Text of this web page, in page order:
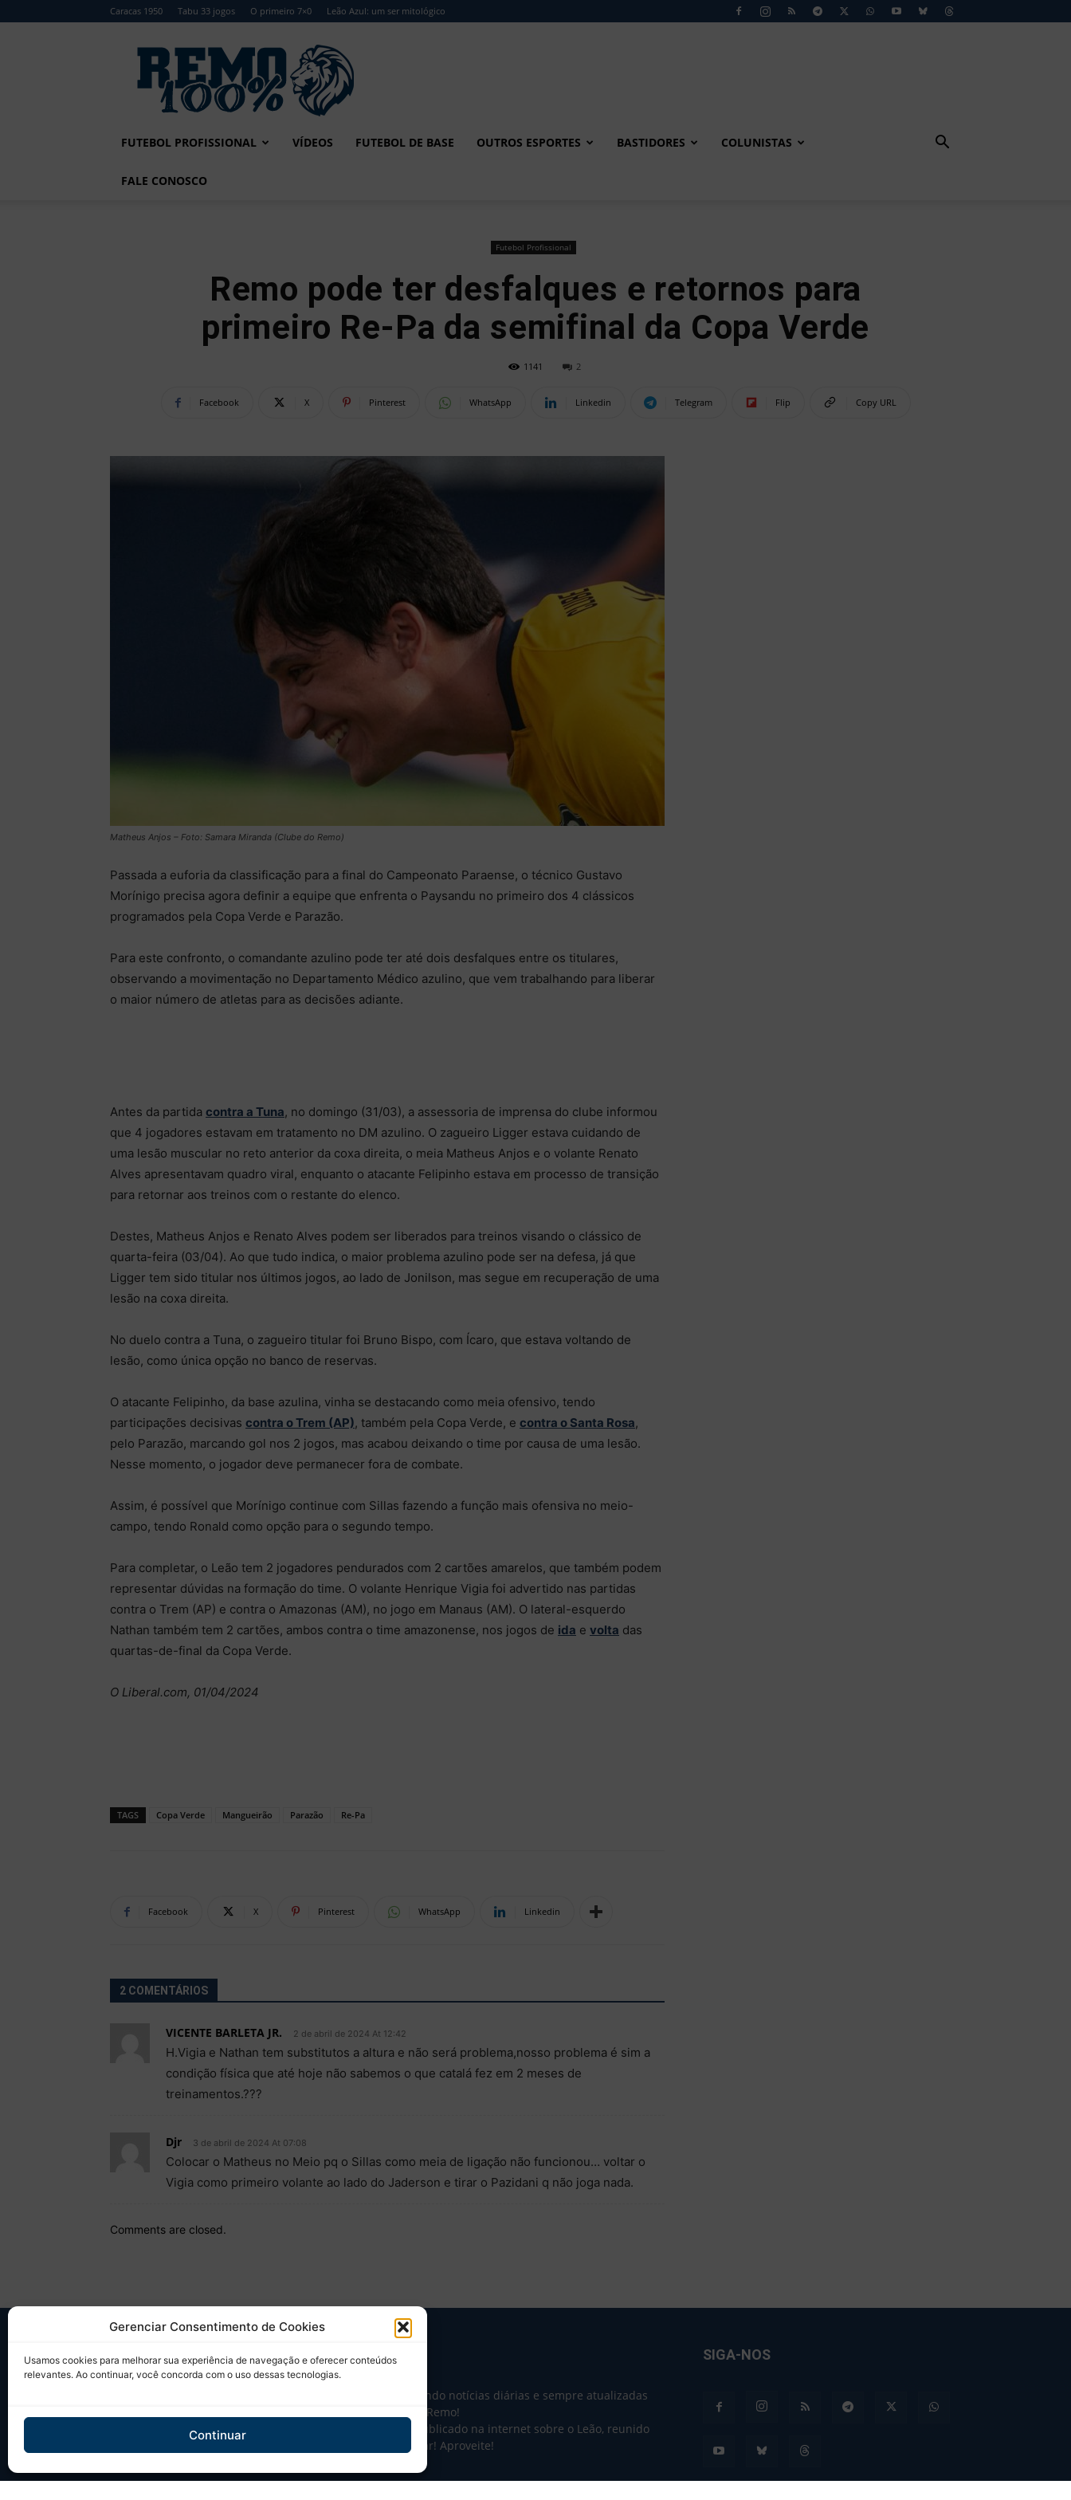
Gerenciar Consentimento de Cookies
Usamos cookies para melhorar sua experiência de navegação e oferecer conteúdos
relevantes. Ao continuar, você concorda com o uso dessas tecnologias.
Continuar
Caracas 1950 Tabu 33 jogos O primeiro 7×0 Leão Azul: um ser mitológico
Remo
FUTEBOL PROFISSIONAL VÍDEOS FUTEBOL DE BASE OUTROS ESPORTES BASTIDORES COLUNISTAS
FALE CONOSCO
Futebol Profissional
Remo pode ter desfalques e retornos para
primeiro Re-Pa da semifinal da Copa Verde
1141 2
Facebook X Pinterest WhatsApp Linkedin Telegram Flip Copy URL
Matheus Anjos – Foto: Samara Miranda (Clube do Remo)
Passada a euforia da classificação para a final do Campeonato Paraense, o técnico Gustavo
Morínigo precisa agora definir a equipe que enfrenta o Paysandu no primeiro dos 4 clássicos
programados pela Copa Verde e Parazão.
Para este confronto, o comandante azulino pode ter até dois desfalques entre os titulares,
observando a movimentação no Departamento Médico azulino, que vem trabalhando para liberar
o maior número de atletas para as decisões adiante.
Antes da partida contra a Tuna, no domingo (31/03), a assessoria de imprensa do clube informou
que 4 jogadores estavam em tratamento no DM azulino. O zagueiro Ligger estava cuidando de
uma lesão muscular no reto anterior da coxa direita, o meia Matheus Anjos e o volante Renato
Alves apresentavam quadro viral, enquanto o atacante Felipinho estava em processo de transição
para retornar aos treinos com o restante do elenco.
Destes, Matheus Anjos e Renato Alves podem ser liberados para treinos visando o clássico de
quarta-feira (03/04). Ao que tudo indica, o maior problema azulino pode ser na defesa, já que
Ligger tem sido titular nos últimos jogos, ao lado de Jonilson, mas segue em recuperação de uma
lesão na coxa direita.
No duelo contra a Tuna, o zagueiro titular foi Bruno Bispo, com Ícaro, que estava voltando de
lesão, como única opção no banco de reservas.
O atacante Felipinho, da base azulina, vinha se destacando como meia ofensivo, tendo
participações decisivas contra o Trem (AP), também pela Copa Verde, e contra o Santa Rosa,
pelo Parazão, marcando gol nos 2 jogos, mas acabou deixando o time por causa de uma lesão.
Nesse momento, o jogador deve permanecer fora de combate.
Assim, é possível que Morínigo continue com Sillas fazendo a função mais ofensiva no meio-
campo, tendo Ronald como opção para o segundo tempo.
Para completar, o Leão tem 2 jogadores pendurados com 2 cartões amarelos, que também podem
representar dúvidas na formação do time. O volante Henrique Vigia foi advertido nas partidas
contra o Trem (AP) e contra o Amazonas (AM), no jogo em Manaus (AM). O lateral-esquerdo
Nathan também tem 2 cartões, ambos contra o time amazonense, nos jogos de ida e volta das
quartas-de-final da Copa Verde.
O Liberal.com, 01/04/2024
TAGS Copa Verde Mangueirão Parazão Re-Pa
Facebook X Pinterest WhatsApp Linkedin
2 COMENTÁRIOS
VICENTE BARLETA JR. 2 de abril de 2024 At 12:42
H.Vigia e Nathan tem substitutos a altura e não será problema,nosso problema é sim a
condição física que até hoje não sabemos o que catalá fez em 2 meses de
treinamentos.???
Djr 3 de abril de 2024 At 07:08
Colocar o Matheus no Meio pq o Sillas como meia de ligação não funcionou… voltar o
Vigia como primeiro volante ao lado do Jaderson e tirar o Pazidani q não joga nada.
Comments are closed.
SOBRE NÓS
Desde 2004 trazendo notícias diárias e sempre atualizadas
sobre o Clube do Remo!
Tudo o que sai publicado na internet sobre o Leão, reunido
em um único lugar! Aproveite!
SIGA-NOS